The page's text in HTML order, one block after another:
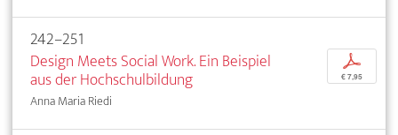
242–251
Design Meets Social Work. Ein Beispiel
aus der Hochschulbildung
Anna Maria Riedi
p
€ 7,95